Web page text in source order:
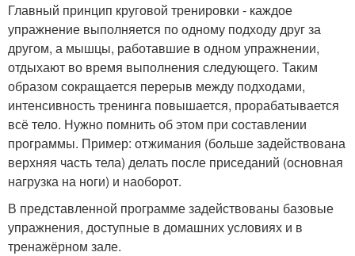
Главный принцип круговой тренировки - каждое
упражнение выполняется по одному подходу друг за
другом, а мышцы, работавшие в одном упражнении,
отдыхают во время выполнения следующего. Таким
образом сокращается перерыв между подходами,
интенсивность тренинга повышается, прорабатывается
всё тело. Нужно помнить об этом при составлении
программы. Пример: отжимания (больше задействована
верхняя часть тела) делать после приседаний (основная
нагрузка на ноги) и наоборот.
В представленной программе задействованы базовые
упражнения, доступные в домашних условиях и в
тренажёрном зале.